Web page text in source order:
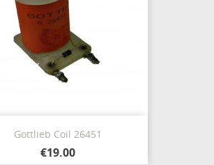
Gottlieb Coil 26451
€19.00